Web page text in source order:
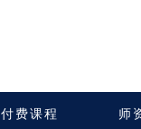
付费课程 师